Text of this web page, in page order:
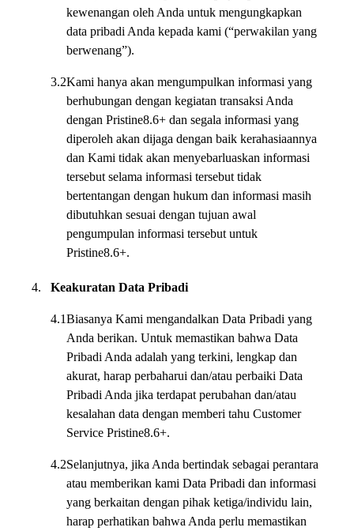
kewenangan oleh Anda untuk mengungkapkan
data pribadi Anda kepada kami (“perwakilan yang
berwenang”).
3.2Kami hanya akan mengumpulkan informasi yang
berhubungan dengan kegiatan transaksi Anda
dengan Pristine8.6+ dan segala informasi yang
diperoleh akan dijaga dengan baik kerahasiaannya
dan Kami tidak akan menyebarluaskan informasi
tersebut selama informasi tersebut tidak
bertentangan dengan hukum dan informasi masih
dibutuhkan sesuai dengan tujuan awal
pengumpulan informasi tersebut untuk
Pristine8.6+.
4. Keakuratan Data Pribadi
4.1Biasanya Kami mengandalkan Data Pribadi yang
Anda berikan. Untuk memastikan bahwa Data
Pribadi Anda adalah yang terkini, lengkap dan
akurat, harap perbaharui dan/atau perbaiki Data
Pribadi Anda jika terdapat perubahan dan/atau
kesalahan data dengan memberi tahu Customer
Service Pristine8.6+.
4.2Selanjutnya, jika Anda bertindak sebagai perantara
atau memberikan kami Data Pribadi dan informasi
yang berkaitan dengan pihak ketiga/individu lain,
harap perhatikan bahwa Anda perlu memastikan